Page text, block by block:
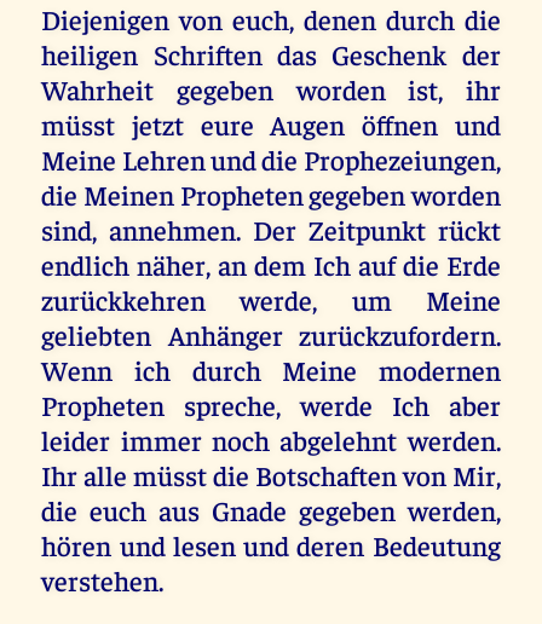
Diejenigen von euch, denen durch die
heiligen Schriften das Geschenk der
Wahrheit gegeben worden ist, ihr
müsst jetzt eure Augen öffnen und
Meine Lehren und die Prophezeiungen,
die Meinen Propheten gegeben worden
sind, annehmen. Der Zeitpunkt rückt
endlich näher, an dem Ich auf die Erde
zurückkehren werde, um Meine
geliebten Anhänger zurückzufordern.
Wenn ich durch Meine modernen
Propheten spreche, werde Ich aber
leider immer noch abgelehnt werden.
Ihr alle müsst die Botschaften von Mir,
die euch aus Gnade gegeben werden,
hören und lesen und deren Bedeutung
verstehen.